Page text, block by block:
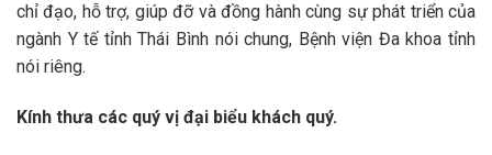
chỉ đạo, hỗ trợ, giúp đỡ và đồng hành cùng sự phát triển của
ngành Y tế tỉnh Thái Bình nói chung, Bệnh viện Đa khoa tỉnh
nói riêng.
Kính thưa các quý vị đại biểu khách quý.